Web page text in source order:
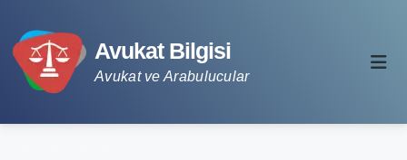
Avukat Bilgisi
Avukat ve Arabulucular